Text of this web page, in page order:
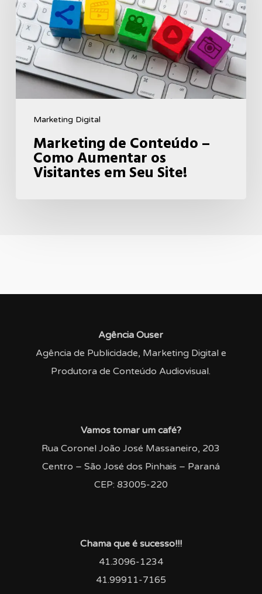
Marketing Digital
–
Como
Aumentar
os
Visitantes
em
Marketing de Conteúdo –
Como Aumentar os
Visitantes em Seu Site!
Agência Ouser
Agência de Publicidade, Marketing Digital e
Produtora de Conteúdo Audiovisual.
Vamos tomar um café?
Rua Coronel João José Massaneiro, 203
Centro – São José dos Pinhais – Paraná
CEP: 83005-220
Chama que é sucesso!!!
41.3096-1234
41.99911-7165